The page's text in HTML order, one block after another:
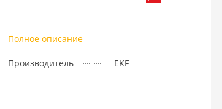
Полное описание
Производитель EKF